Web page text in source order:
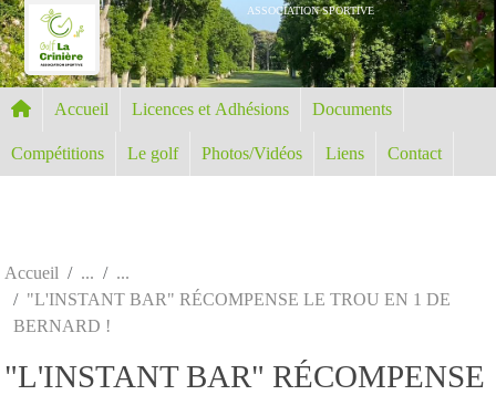
ASSOCIATION SPORTIVE
Accueil Licences et Adhésions Documents
Compétitions Le golf Photos/Vidéos Liens Contact
Accueil
"L'INSTANT BAR" RÉCOMPENSE LE TROU EN 1 DE
BERNARD !
"L'INSTANT BAR" RÉCOMPENSE
Panneau de gestion des cookies